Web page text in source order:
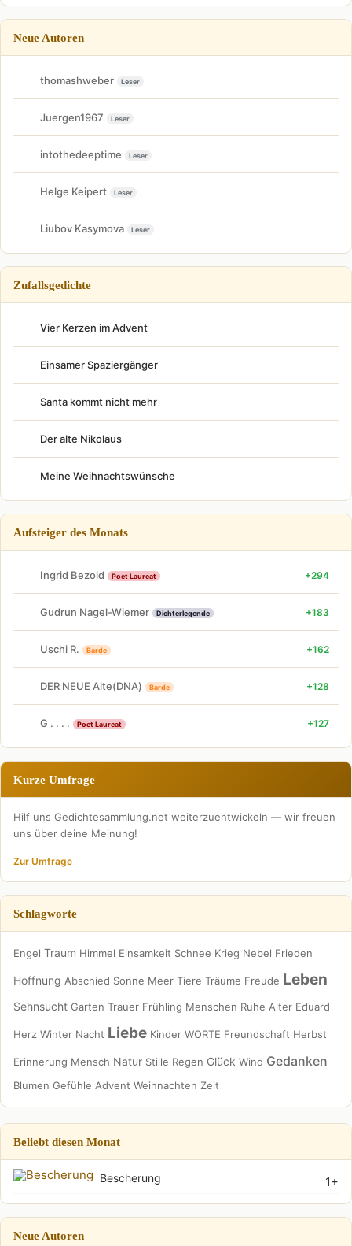
Neue Autoren
thomashweber Leser
Juergen1967 Leser
intothedeeptime Leser
Helge Keipert Leser
Liubov Kasymova Leser
Zufallsgedichte
Vier Kerzen im Advent
Einsamer Spaziergänger
Santa kommt nicht mehr
Der alte Nikolaus
Meine Weihnachtswünsche
Aufsteiger des Monats
Ingrid Bezold Poet Laureat +294
Gudrun Nagel-Wiemer Dichterlegende +183
Uschi R. Barde +162
DER NEUE Alte(DNA) Barde +128
G . . . . Poet Laureat +127
Kurze Umfrage
Hilf uns Gedichtesammlung.net weiterzuentwickeln — wir freuen
uns über deine Meinung!
Zur Umfrage
Schlagworte
Engel Traum Himmel Einsamkeit Schnee Krieg Nebel Frieden
Hoffnung Abschied Sonne Meer Tiere Träume Freude Leben
Sehnsucht Garten Trauer Frühling Menschen Ruhe Alter Eduard
Herz Winter Nacht Liebe Kinder WORTE Freundschaft Herbst
Erinnerung Mensch Natur Stille Regen Glück Wind Gedanken
Blumen Gefühle Advent Weihnachten Zeit
Beliebt diesen Monat
1+
Bescherung
Neue Autoren